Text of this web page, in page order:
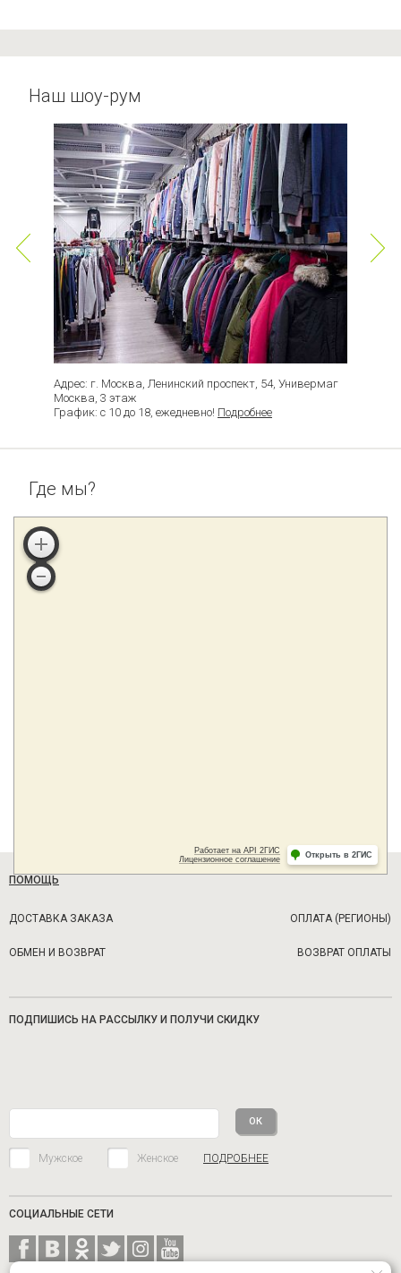
Наш шоу-рум
Адрес: г. Москва, Ленинский проспект, 54, Универмаг
Москва, 3 этаж
График: с 10 до 18, ежедневно! Подробнее
Где мы?
ПОМОЩЬ
ДОСТАВКА ЗАКАЗА ОПЛАТА (РЕГИОНЫ)
ОБМЕН И ВОЗВРАТ ВОЗВРАТ ОПЛАТЫ
ПОДПИШИСЬ НА РАССЫЛКУ И ПОЛУЧИ СКИДКУ
Мужское Женское ПОДРОБНЕЕ
СОЦИАЛЬНЫЕ СЕТИ